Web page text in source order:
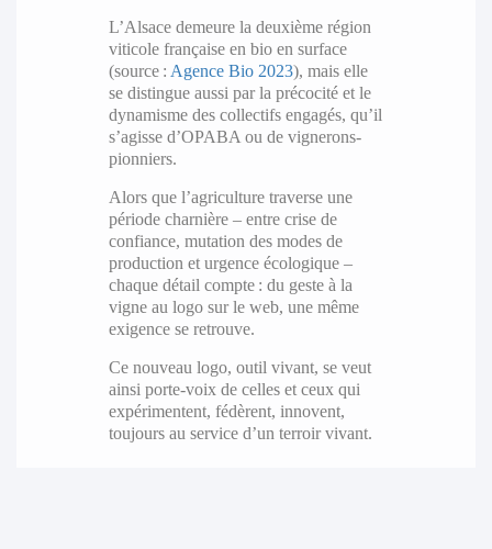
L’Alsace demeure la deuxième région
viticole française en bio en surface
(source : Agence Bio 2023), mais elle
se distingue aussi par la précocité et le
dynamisme des collectifs engagés, qu’il
s’agisse d’OPABA ou de vignerons-
pionniers.
Alors que l’agriculture traverse une
période charnière – entre crise de
confiance, mutation des modes de
production et urgence écologique –
chaque détail compte : du geste à la
vigne au logo sur le web, une même
exigence se retrouve.
Ce nouveau logo, outil vivant, se veut
ainsi porte-voix de celles et ceux qui
expérimentent, fédèrent, innovent,
toujours au service d’un terroir vivant.